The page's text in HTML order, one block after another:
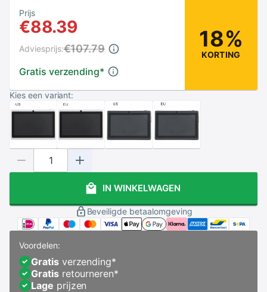
Prijs
€88.39
Gratis verzending*
Adviesprijs:€107.79 18%
KORTING
Kies een variant:
IN WINKELWAGEN
Beveiligde betaalomgeving
Voordelen:
Gratisverzending*
Gratisretourneren*
Lage prijzen